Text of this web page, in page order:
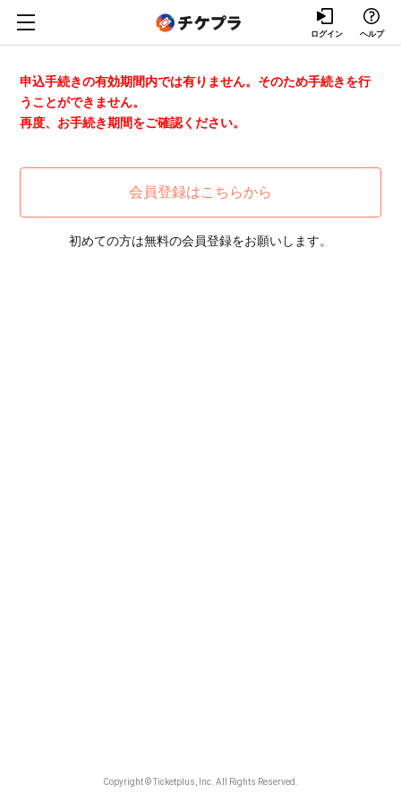
ログイン ヘルプ
申込手続きの有効期間内では有りません。そのため手続きを行
うことができません。
再度、お手続き期間をご確認ください。
会員登録はこちらから
初めての方は無料の会員登録をお願いします。
Copyright © Ticketplus, Inc. All Rights Reserved.